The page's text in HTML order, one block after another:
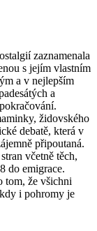
zaznamenala
s jejím vlastním
a v nejlepším
a
židovského
debatě, která v
připoutaná.
včetně těch,
do emigrace.
tom, že všichni
i pohromy je